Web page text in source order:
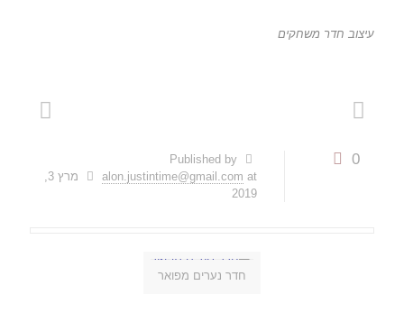
עיצוב חדר משחקים
0
Published by
alon.justintime@gmail.com at
מרץ 3,
2019
חדר נערים מפואר